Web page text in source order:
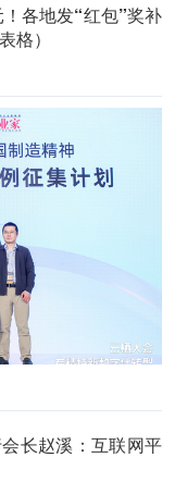
各地发“红包”奖补
格）
长赵溪：互联网平